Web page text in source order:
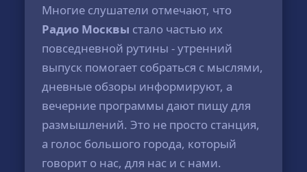
Многие слушатели отмечают, что
Радио Москвы стало частью их
повседневной рутины - утренний
выпуск помогает собраться с мыслями,
дневные обзоры информируют, а
вечерние программы дают пищу для
размышлений. Это не просто станция,
а голос большого города, который
говорит о нас, для нас и с нами.